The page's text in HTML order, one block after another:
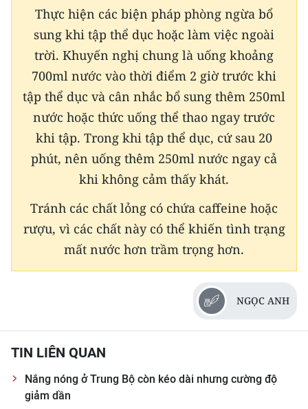
NHÂN DÂN HẰNG THÁNG
MUA BÁO
ĐỌC BÁO IN
ENGLISH
中文
РУССКИЙ
Thực hiện các biện pháp phòng ngừa bổ
sung khi tập thể dục hoặc làm việc ngoài
trời. Khuyến nghị chung là uống khoảng
700ml nước vào thời điểm 2 giờ trước khi
tập thể dục và cân nhắc bổ sung thêm 250ml
nước hoặc thức uống thể thao ngay trước
khi tập. Trong khi tập thể dục, cứ sau 20
phút, nên uống thêm 250ml nước ngay cả
khi không cảm thấy khát.
Tránh các chất lỏng có chứa caffeine hoặc
rượu, vì các chất này có thể khiến tình trạng
mất nước hơn trầm trọng hơn.
NGỌC ANH
TIN LIÊN QUAN
Nắng nóng ở Trung Bộ còn kéo dài nhưng cường độ
giảm dần